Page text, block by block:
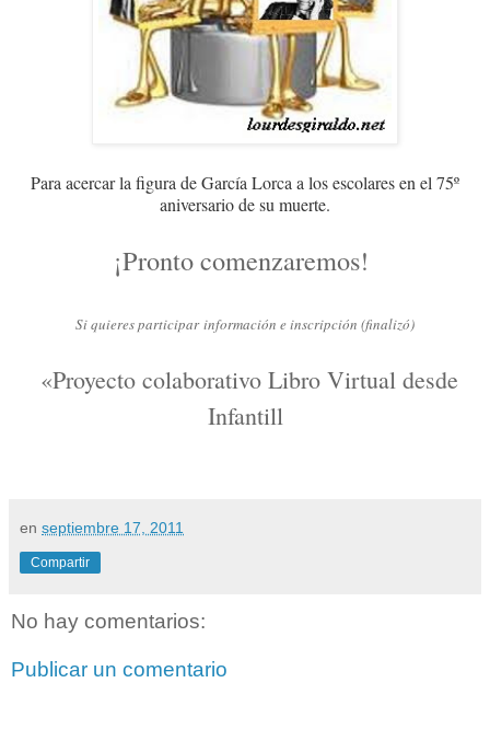
Para acercar la figura de García Lorca a los escolares en el 75º
aniversario de su muerte.
¡Pronto comenzaremos!
Si quieres participarinformación e inscripción (finalizó)
«Proyecto colaborativo Libro Virtual desde
Infantill
en septiembre 17, 2011
Compartir
No hay comentarios:
Publicar un comentario